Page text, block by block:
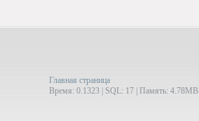
Главная страница
Время: 0.1323 | SQL: 17 | Память: 4.78MB